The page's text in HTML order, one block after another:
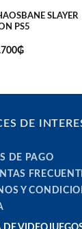
SLAYER
PS5
₲
DE
DE PAGO
Y